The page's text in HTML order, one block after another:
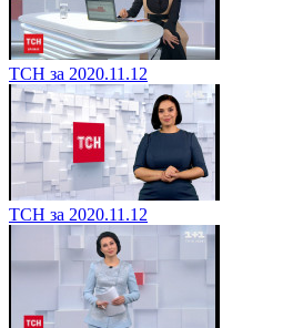
ТСН за 2020.11.12
ТСН за 2020.11.12